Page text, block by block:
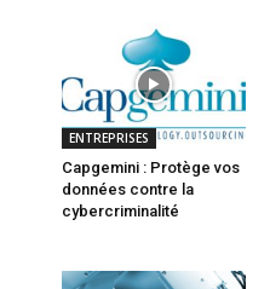
ENTREPRISES
Capgemini : Protège vos
données contre la
cybercriminalité